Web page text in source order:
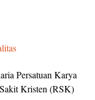
Persatuan Karya
Kristen (RSK)